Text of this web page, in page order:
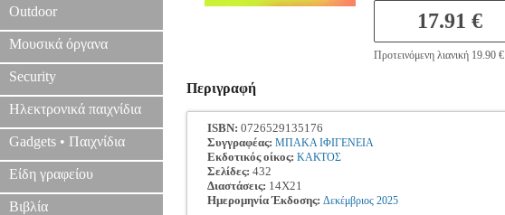
Outdoor
Μουσικά όργανα
Security
Ηλεκτρονικά παιχνίδια
Gadgets • Παιχνίδια
Είδη γραφείου
Βιβλία
17.91 €
Προτεινόμενη λιανική 19.90 €
Περιγραφή
ISBN: 0726529135176
Συγγραφέας: ΜΠΑΚΑ ΙΦΙΓΕΝΕΙΑ
Εκδοτικός οίκος: ΚΑΚΤΟΣ
Σελίδες: 432
Διαστάσεις: 14Χ21
Ημερομηνία Έκδοσης: Δεκέμβριος 2025